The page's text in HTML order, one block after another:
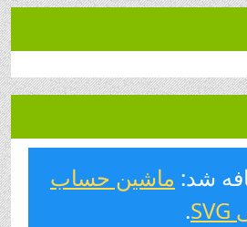
شد:ماشین حساب
.